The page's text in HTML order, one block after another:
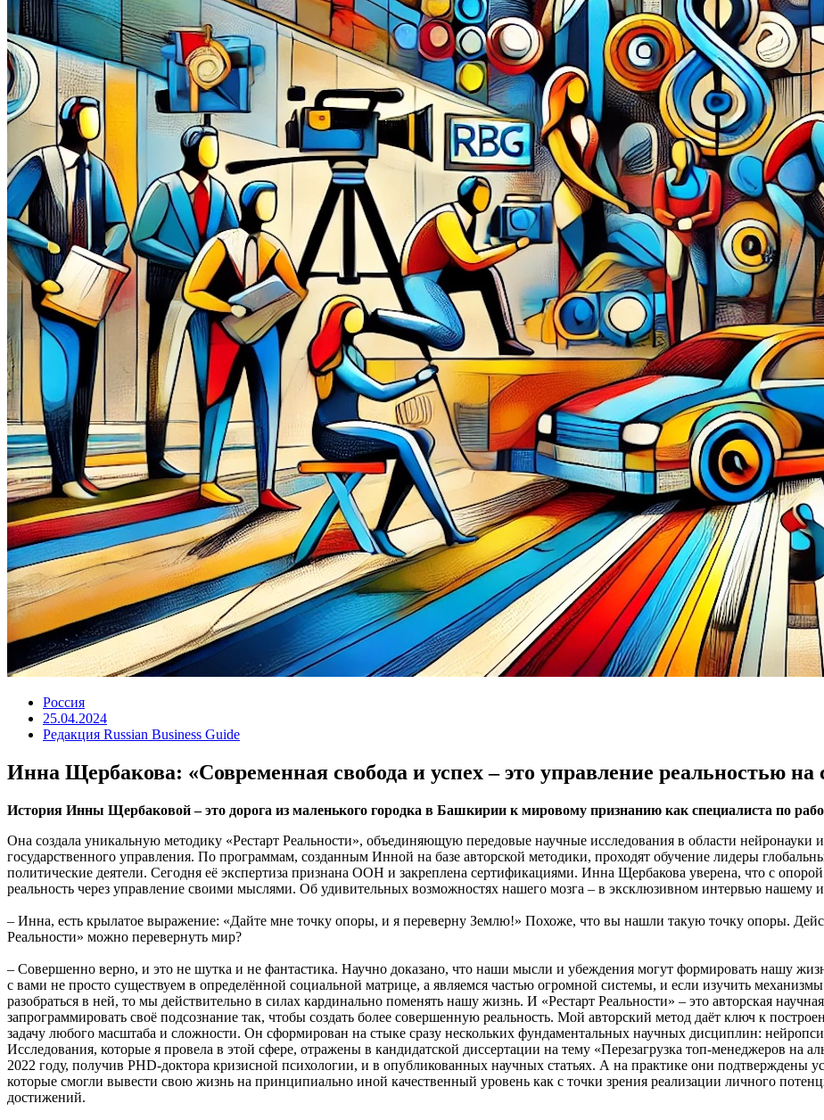
Россия
25.04.2024
Редакция Russian Business Guide
Инна Щербакова: «Современная свобода и успех – это управление реальностью на
История Инны Щербаковой – это дорога из маленького городка в Башкирии к мировому признанию как специалиста по
Она создала уникальную методику «Рестарт Реальности», объединяющую передовые научные исследования в области нейронауки
государственного управления. По программам, созданным Инной на базе авторской методики, проходят обучение лидеры
политические деятели. Сегодня её экспертиза признана ООН и закреплена сертификациями. Инна Щербакова уверена, что с
реальность через управление своими мыслями. Об удивительных возможностях нашего мозга – в эксклюзивном интервью нашему
– Инна, есть крылатое выражение: «Дайте мне точку опоры, и я переверну Землю!» Похоже, что вы нашли такую точку опоры.
Реальности» можно перевернуть мир?
– Совершенно верно, и это не шутка и не фантастика. Научно доказано, что наши мысли и убеждения могут формировать нашу
с вами не просто существуем в определённой социальной матрице, а являемся частью огромной системы, и если изучить
разобраться в ней, то мы действительно в силах кардинально поменять нашу жизнь. И «Рестарт Реальности» – это авторская
запрограммировать своё подсознание так, чтобы создать более совершенную реальность. Мой авторский метод даёт ключ к
задачу любого масштаба и сложности. Он сформирован на стыке сразу нескольких фундаментальных научных дисциплин:
Исследования, которые я провела в этой сфере, отражены в кандидатской диссертации на тему «Перезагрузка топ-менеджеров на
2022 году, получив PHD-доктора кризисной психологии, и в опубликованных научных статьях. А на практике они подтверждены
которые смогли вывести свою жизнь на принципиально иной качественный уровень как с точки зрения реализации личного
достижений.